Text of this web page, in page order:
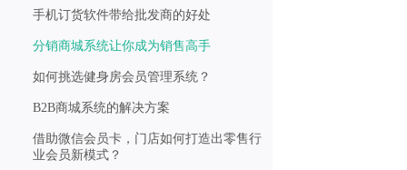
手机订货软件带给批发商的好处
分销商城系统让你成为销售高手
如何挑选健身房会员管理系统？
B2B商城系统的解决方案
借助微信会员卡，门店如何打造出零售行
业会员新模式？